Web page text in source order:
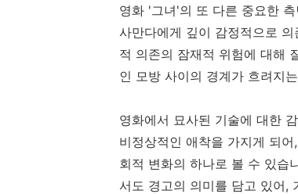
영화 '그녀'의 또 다른 중요한
사만다에게 깊이 감정적으로
적 의존의 잠재적 위험에 대해
인 모방 사이의 경계가 흐려지
영화에서 묘사된 기술에 대한
비정상적인 애착을 가지게 되
회적 변화의 하나로 볼 수 있습
서도 경고의 의미를 담고 있어,